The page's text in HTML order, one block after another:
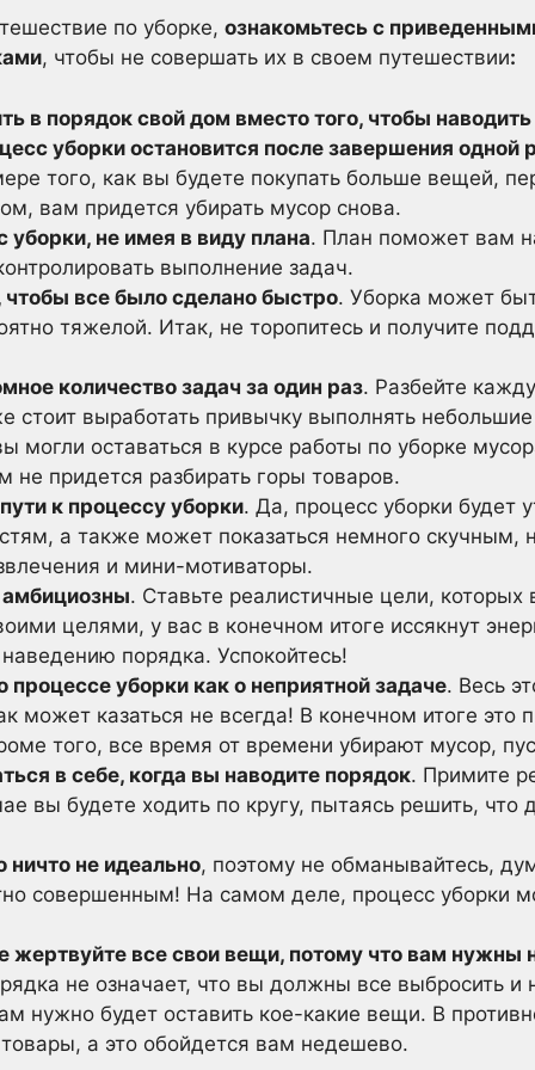
по уборке, ознакомьтесь с
, чтобы не совершать их в своем путешествии:
в порядок свой дом вместо того, чтобы
уборки остановится после завершения одной
того, как вы будете покупать больше вещей,
вам придется убирать мусор снова.
уборки, не имея в виду плана. План поможет вам
выполнение задач.
чтобы все было сделано быстро. Уборка может
тяжелой. Итак, не торопитесь и получите
количество задач за один раз. Разбейте
стоит выработать привычку выполнять
могли оставаться в курсе работы по уборке
не придется разбирать горы товаров.
к процессу уборки. Да, процесс уборки будет
а также может показаться немного скучным,
и мини-мотиваторы.
. Ставьте реалистичные цели,
целями, у вас в конечном итоге иссякнут
порядка. Успокойтесь!
процессе уборки как о неприятной задаче. Весь
может казаться не всегда! В конечном итоге это
того, все время от времени убирают мусор,
в себе, когда вы наводите порядок. Примите
вы будете ходить по кругу, пытаясь решить,
ничто не идеально, поэтому не обманывайтесь,
совершенным! На самом деле, процесс уборки
жертвуйте все свои вещи, потому что вам нужны
не означает, что вы должны все выбросить и
нужно будет оставить кое-какие вещи. В
а это обойдется вам недешево.